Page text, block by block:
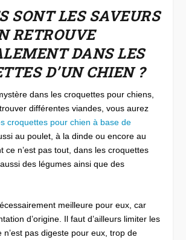
SONT LES SAVEURS
RETROUVE
DANS LES
D’UN CHIEN ?
dans les croquettes pour chiens,
différentes viandes, vous aurez
croquettes pour chien à base de
au poulet, à la dinde ou encore au
ce n’est pas tout, dans les croquettes
des légumes ainsi que des
meilleure pour eux, car
d’origine. Il faut d’ailleurs limiter les
n’est pas digeste pour eux, trop de